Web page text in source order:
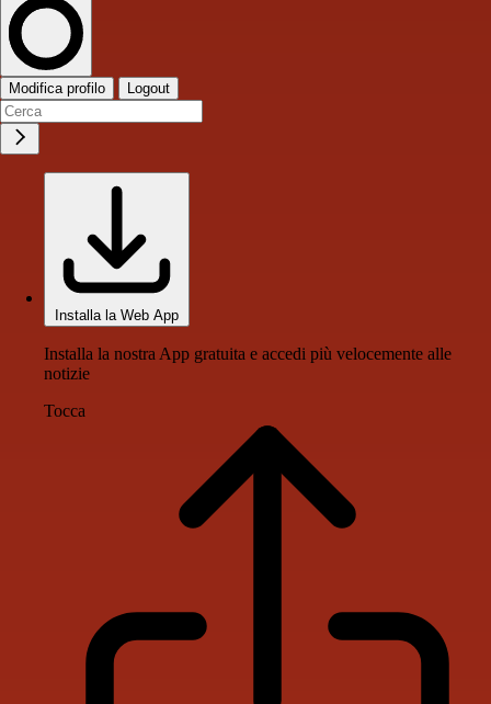
Modifica profilo Logout
Installa la Web App
Installa la nostra App gratuita e accedi più velocemente alle
notizie
Tocca